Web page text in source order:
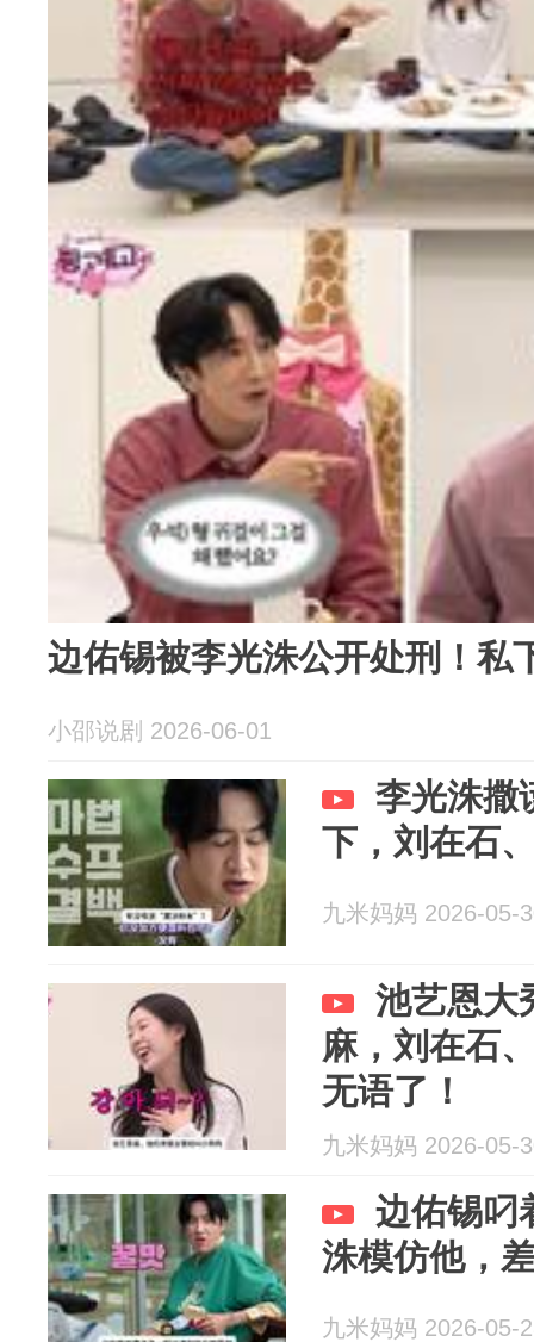
边佑锡被李光洙公开处刑！私
小邵说剧 2026-06-01
李光洙撒
下，刘在石
九米妈妈 2026-05-
池艺恩大
麻，刘在石
无语了！
九米妈妈 2026-05-
边佑锡叼
洙模仿他，
九米妈妈 2026-05-